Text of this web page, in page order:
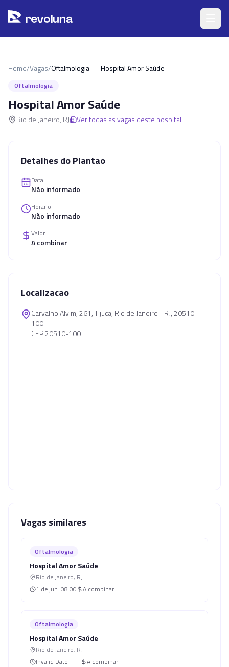
revoluna
Home/Vagas/Oftalmologia — Hospital Amor Saúde
Oftalmologia
Hospital Amor Saúde
Rio de Janeiro, RJ Ver todas as vagas deste hospital
Detalhes do Plantao
Data
Não informado
Horario
Não informado
Valor
A combinar
Localizacao
Carvalho Alvim, 261, Tijuca, Rio de Janeiro - RJ, 20510-
100
CEP 20510-100
Vagas similares
Oftalmologia
Hospital Amor Saúde
Rio de Janeiro, RJ
1 de jun. 08:00 A combinar
Oftalmologia
Hospital Amor Saúde
Rio de Janeiro, RJ
Invalid Date --:-- A combinar